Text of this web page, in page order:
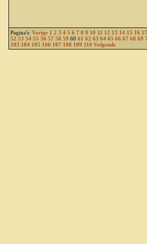
Pagina's: Vorige 1 2 3 4 5 6 7 8 9 10 11 12 13 14 15 16 17
52 53 54 55 56 57 58 59 60 61 62 63 64 65 66 67 68 69
103 104 105 106 107 108 109 110 Volgende